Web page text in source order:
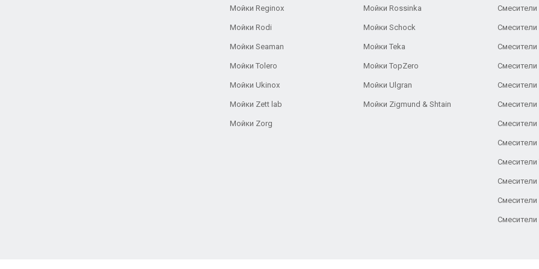
Мойки Reginox Мойки Rossinka
Мойки Rodi Мойки Schock
Мойки Seaman Мойки Teka
Мойки Tolero Мойки TopZero
Мойки Ukinox Мойки Ulgran
Мойки Zett lab Мойки Zigmund & Shtain
Мойки Zorg
Смесители
Смесители
Смесители
Смесители
Смесители
Смесители
Смесители
Смесители
Смесители
Смесители
Смесители